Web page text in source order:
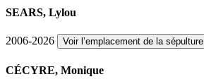
SEARS, Lylou
2006-2026 Voir l’emplacement de la sépulture
CÉCYRE, Monique